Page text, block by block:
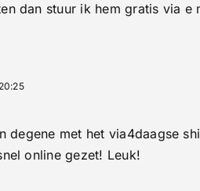
dan stuur ik hem gratis via e
degene met het via4daagse
online gezet! Leuk!